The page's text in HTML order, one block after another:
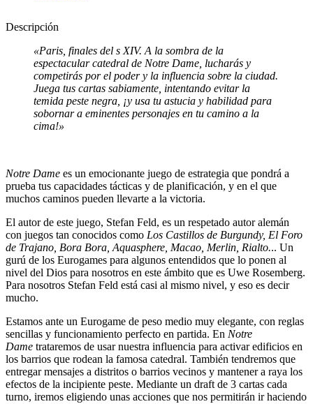
Descripción
«Paris, finales del s XIV. A la sombra de la
espectacular catedral de Notre Dame, lucharás y
competirás por el poder y la influencia sobre la ciudad.
Juega tus cartas sabiamente, intentando evitar la
temida peste negra, ¡y usa tu astucia y habilidad para
sobornar a eminentes personajes en tu camino a la
cima!»
Notre Dame es un emocionante juego de estrategia que pondrá a
prueba tus capacidades tácticas y de planificación, y en el que
muchos caminos pueden llevarte a la victoria.
El autor de este juego, Stefan Feld, es un respetado autor alemán
con juegos tan conocidos como Los Castillos de Burgundy, El Foro
de Trajano, Bora Bora, Aquasphere, Macao, Merlin, Rialto... Un
gurú de los Eurogames para algunos entendidos que lo ponen al
nivel del Dios para nosotros en este ámbito que es Uwe Rosemberg.
Para nosotros Stefan Feld está casi al mismo nivel, y eso es decir
mucho.
Estamos ante un Eurogame de peso medio muy elegante, con reglas
sencillas y funcionamiento perfecto en partida. En Notre
Dame trataremos de usar nuestra influencia para activar edificios en
los barrios que rodean la famosa catedral. También tendremos que
entregar mensajes a distritos o barrios vecinos y mantener a raya los
efectos de la incipiente peste. Mediante un draft de 3 cartas cada
turno, iremos eligiendo unas acciones que nos permitirán ir haciendo